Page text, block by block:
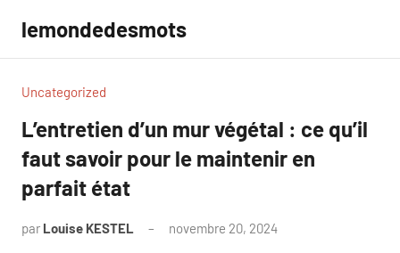
contenu
lemondedesmots
Uncategorized
L’entretien d’un mur végétal : ce qu’il
faut savoir pour le maintenir en
parfait état
par Louise KESTEL novembre 20, 2024